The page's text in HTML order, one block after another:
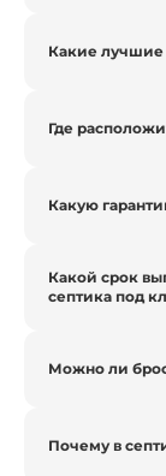
Какие лучшие
Где
Какую
Какой срок
септика под
Можно ли
Почему в